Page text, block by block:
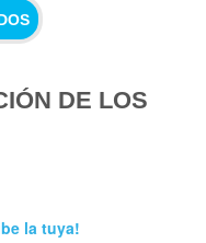
DE LOS
la tuya!